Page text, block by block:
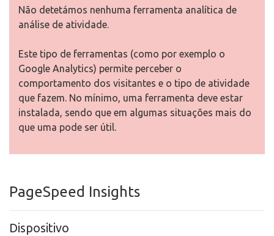
Não detetámos nenhuma ferramenta analítica de
análise de atividade.
Este tipo de ferramentas (como por exemplo o
Google Analytics) permite perceber o
comportamento dos visitantes e o tipo de atividade
que fazem. No mínimo, uma ferramenta deve estar
instalada, sendo que em algumas situações mais do
que uma pode ser útil.
PageSpeed Insights
Dispositivo